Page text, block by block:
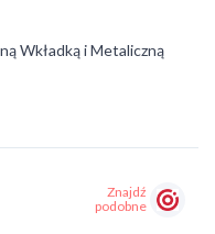
Wkładką i Metaliczną
Znajdź
podobne